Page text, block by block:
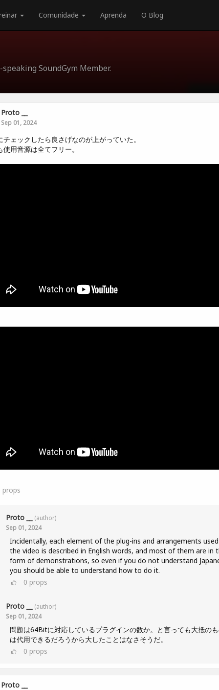
Comunidade Aprenda O Blog
SoundGym Member.
Proto __
Sep 01, 2024
チェックしたら良さげなのが上がっていた。
使用音源は全てフリー。
props
Proto __
(author)
Sep 01, 2024
Incidentally, each element of the plug-ins and arrangements
the video is described in English words, and most of them are in
form of demonstrations, so even if you do not understand
you should be able to understand how to do it.
0 props
Proto __
(author)
Sep 01, 2024
問題は64Bitに対応しているプラグインの数か。と言っても大抵の
は代用できるだろうから大したことはなさそうだ。
0 props
Proto __